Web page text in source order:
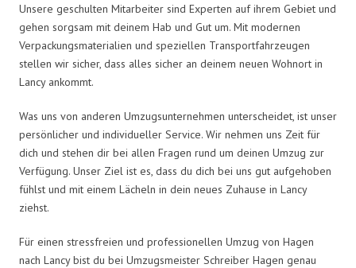
Unsere geschulten Mitarbeiter sind Experten auf ihrem Gebiet und
gehen sorgsam mit deinem Hab und Gut um. Mit modernen
Verpackungsmaterialien und speziellen Transportfahrzeugen
stellen wir sicher, dass alles sicher an deinem neuen Wohnort in
Lancy ankommt.
Was uns von anderen Umzugsunternehmen unterscheidet, ist unser
persönlicher und individueller Service. Wir nehmen uns Zeit für
dich und stehen dir bei allen Fragen rund um deinen Umzug zur
Verfügung. Unser Ziel ist es, dass du dich bei uns gut aufgehoben
fühlst und mit einem Lächeln in dein neues Zuhause in Lancy
ziehst.
Für einen stressfreien und professionellen Umzug von Hagen
nach Lancy bist du bei Umzugsmeister Schreiber Hagen genau